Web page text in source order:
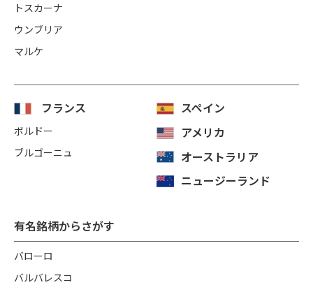
トスカーナ
ウンブリア
マルケ
フランス
ボルドー
ブルゴーニュ
スペイン
アメリカ
オーストラリア
ニュージーランド
有名銘柄からさがす
バローロ
バルバレスコ